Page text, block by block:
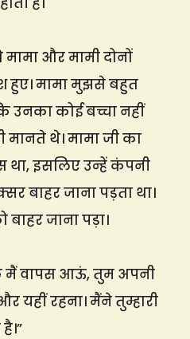
और मामी दोनों
मामा मुझसे बहुत
उनका कोई बच्चा नहीं
मानते थे। मामा जी का
था, इसलिए उन्हें कंपनी
बाहर जाना पड़ता था।
बाहर जाना पड़ा।
मैं वापस आऊं, तुम अपनी
यहीं रहना। मैंने तुम्हारी